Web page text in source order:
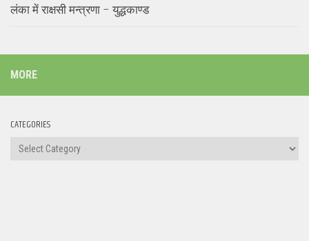
लंका में राक्षसी मन्त्रणा – युद्धकाण्ड
MORE
CATEGORIES
Categories